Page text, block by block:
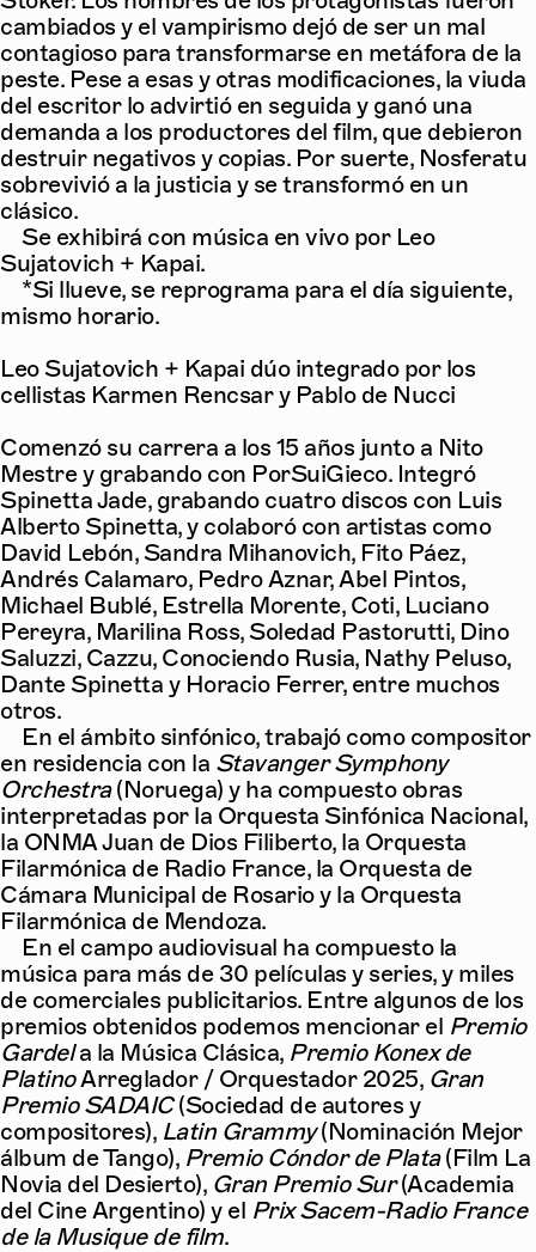
cambiados y el vampirismo dejó de ser un mal
contagioso para transformarse en metáfora de la
peste. Pese a esas y otras modificaciones, la viuda
del escritor lo advirtió en seguida y ganó una
demanda a los productores del film, que debieron
destruir negativos y copias. Por suerte, Nosferatu
sobrevivió a la justicia y se transformó en un
clásico.
Se exhibirá con música en vivo por Leo
Sujatovich + Kapai.
*Si llueve, se reprograma para el día siguiente,
mismo horario.
Leo Sujatovich + Kapai dúo integrado por los
cellistas Karmen Rencsar y Pablo de Nucci
Comenzó su carrera a los 15 años junto a Nito
Mestre y grabando con PorSuiGieco. Integró
Spinetta Jade, grabando cuatro discos con Luis
Alberto Spinetta, y colaboró con artistas como
David Lebón, Sandra Mihanovich, Fito Páez,
Andrés Calamaro, Pedro Aznar, Abel Pintos,
Michael Bublé, Estrella Morente, Coti, Luciano
Pereyra, Marilina Ross, Soledad Pastorutti, Dino
Saluzzi, Cazzu, Conociendo Rusia, Nathy Peluso,
Dante Spinetta y Horacio Ferrer, entre muchos
otros.
En el ámbito sinfónico, trabajó como compositor
en residencia con la Stavanger Symphony
Orchestra(Noruega) y ha compuesto obras
interpretadas por la Orquesta Sinfónica Nacional,
la ONMA Juan de Dios Filiberto, la Orquesta
Filarmónica de Radio France, la Orquesta de
Cámara Municipal de Rosario y la Orquesta
Filarmónica de Mendoza.
En el campo audiovisual ha compuesto la
música para más de 30 películas y series, y miles
de comerciales publicitarios. Entre algunos de los
premios obtenidos podemos mencionar el Premio
Gardela la Música Clásica, Premio Konex de
PlatinoArreglador / Orquestador 2025, Gran
Premio SADAIC(Sociedad de autores y
compositores), Latin Grammy(Nominación Mejor
álbum de Tango), Premio Cóndor de Plata(Film La
Novia del Desierto), Gran Premio Sur(Academia
del Cine Argentino) y el Prix Sacem-Radio France
de la Musique de film.